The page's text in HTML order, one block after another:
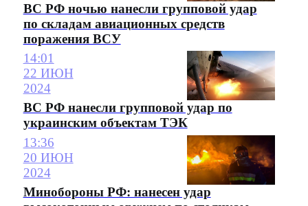
ВС РФ ночью нанесли групповой удар
по складам авиационных средств
поражения ВСУ
14:01
22 ИЮН
2024
ВС РФ нанесли групповой удар по
украинским объектам ТЭК
13:36
20 ИЮН
2024
Минобороны РФ: нанесен удар